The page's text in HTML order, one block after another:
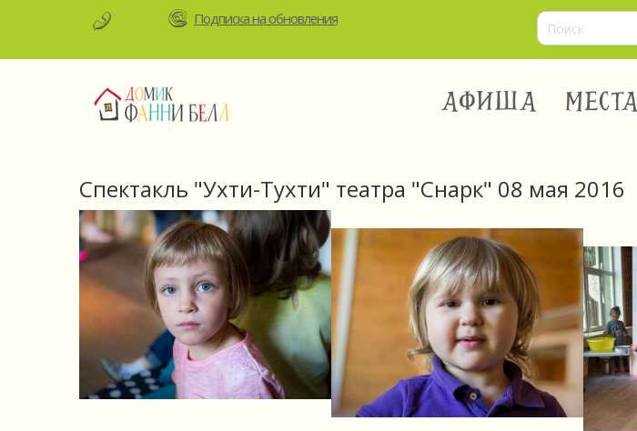
Подписка на обновления
АФИША МЕСТА
Спектакль "Ухти-Тухти" театра "Снарк" 08 мая 2016